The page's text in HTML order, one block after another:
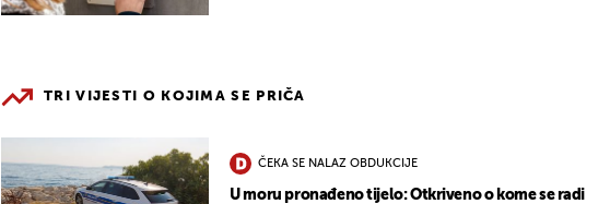
TRI VIJESTI O KOJIMA SE PRIČA
ČEKA SE NALAZ OBDUKCIJE
U moru pronađeno tijelo: Otkriveno o kome se radi